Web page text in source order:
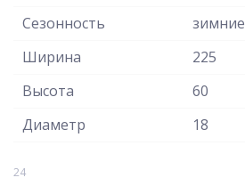
Сезонность
зимние
Ширина
225
Высота
60
Диаметр
18
24